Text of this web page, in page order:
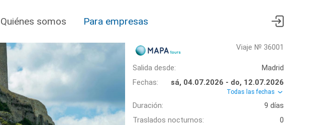
Quiénes somos Para empresas
Viaje № 36001
Salida desde:
Madrid
Fechas:
sá, 04.07.2026 - do, 12.07.2026
Todas las fechas
Duración:
9 días
Traslados nocturnos:
0